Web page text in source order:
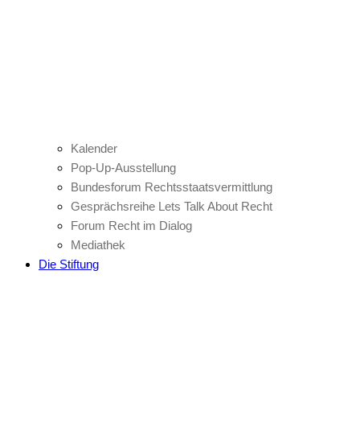
Kalender
Pop-Up-Ausstellung
Bundesforum Rechtsstaatsvermittlung
Gesprächsreihe Lets Talk About Recht
Forum Recht im Dialog
Mediathek
Die Stiftung